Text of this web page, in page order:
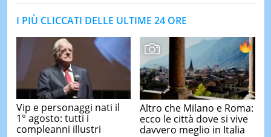
I PIÙ CLICCATI DELLE ULTIME 24 ORE
Vip e personaggi nati il
1° agosto: tutti i
compleanni illustri
Altro che Milano e Roma:
ecco le città dove si vive
davvero meglio in Italia